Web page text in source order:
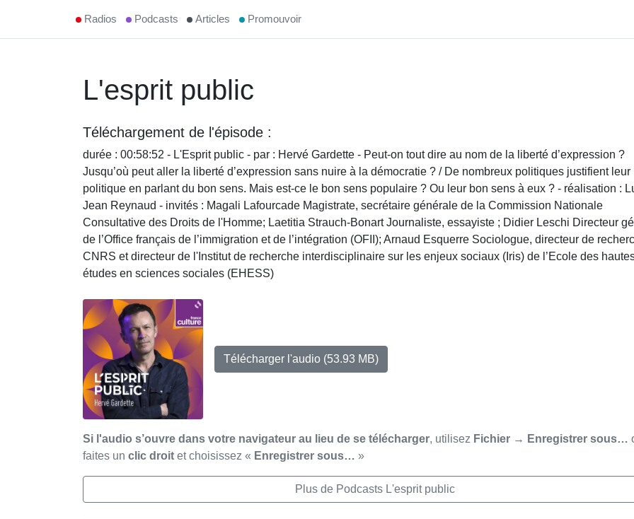
Radios Podcasts Articles Promouvoir
L'esprit public
Téléchargement de l'épisode :
durée : 00:58:52 - L'Esprit public - par : Hervé Gardette - Peut-on tout dire au nom de la liberté d’expression ?
Jusqu’où peut aller la liberté d’expression sans nuire à la démocratie ? / De nombreux politiques justifient leur
politique en parlant du bon sens. Mais est-ce le bon sens populaire ? Ou leur bon sens à eux ? - réalisation :
Jean Reynaud - invités : Magali Lafourcade Magistrate, secrétaire générale de la Commission Nationale
Consultative des Droits de l'Homme; Laetitia Strauch-Bonart Journaliste, essayiste ; Didier Leschi Directeur
de l’Office français de l’immigration et de l’intégration (OFII); Arnaud Esquerre Sociologue, directeur de
CNRS et directeur de l'Institut de recherche interdisciplinaire sur les enjeux sociaux (Iris) de l’Ecole des
études en sciences sociales (EHESS)
Télécharger l'audio (53.93 MB)
Si l'audio s’ouvre dans votre navigateur au lieu de se télécharger, utilisez Fichier → Enregistrer sous…
faites un clic droit et choisissez « Enregistrer sous… »
Plus de Podcasts L'esprit public